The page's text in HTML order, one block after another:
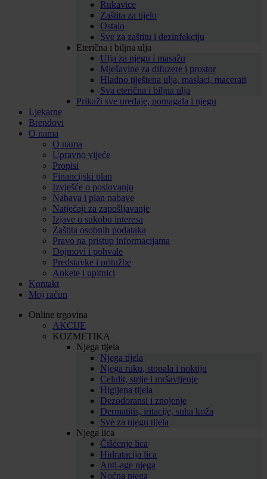
Rukavice
Zaštita za tijelo
Ostalo
Sve za zaštitu i dezinfekciju
Eterična i biljna ulja
Ulja za njegu i masažu
Mješavine za difuzere i prostor
Hladno tiještena ulja, maslaci, macerati
Sva eterična i biljna ulja
Prikaži sve uređaje, pomagala i njegu
Ljekarne
Brendovi
O nama
O nama
Upravno vijeće
Propisi
Financijski plan
Izvješće o poslovanju
Nabava i plan nabave
Natječaji za zapošljavanje
Izjave o sukobu interesa
Zaštita osobnih podataka
Pravo na pristup informacijama
Dojmovi i pohvale
Predstavke i pritužbe
Ankete i upitnici
Kontakt
Moj račun
Online trgovina
AKCIJE
KOZMETIKA
Njega tijela
Njega tijela
Njega ruku, stopala i noktiju
Celulit, strije i mršavljenje
Higijena tijela
Dezodoransi i znojenje
Dermatitis, iritacije, suha koža
Sve za njegu tijela
Njega lica
Čišćenje lica
Hidratacija lica
Anti-age njega
Noćna njega